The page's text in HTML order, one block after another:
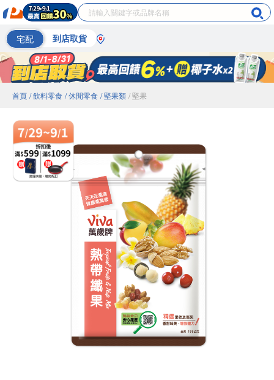
宅配 到店取貨
首頁 / 飲料零食 / 休閒零食 / 堅果類 / 堅果